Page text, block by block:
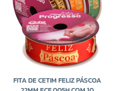
FITA DE CETIM FELIZ PÁSCOA